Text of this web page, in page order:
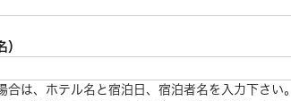
）
合は、ホテル名と宿泊日、宿泊者名を入力下さい。